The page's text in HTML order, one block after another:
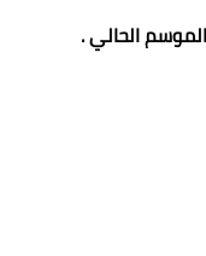
الحالي .